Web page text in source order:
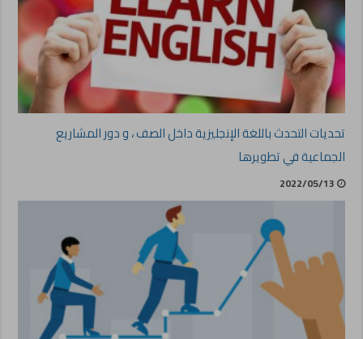
تحديات التحدث باللغة الإنجليزية داخل الصف ، و دور المشاريع
الجماعية في تطويرها
2022/05/13